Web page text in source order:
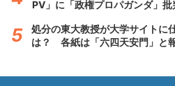
PV」に「政権プロパガンダ」批
処分の東大教授が大学サイトに
は？ 各紙は「六四天安門」と